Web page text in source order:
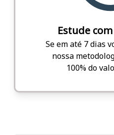
Estude
Se em até 7 dias
nossa
100% do